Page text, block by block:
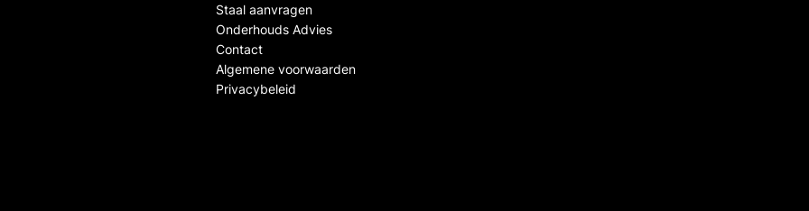
Staal aanvragen
Onderhouds Advies
Contact
Algemene voorwaarden
Privacybeleid